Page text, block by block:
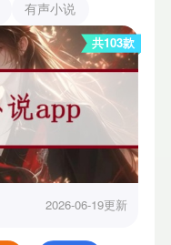
有声小说
共103款
2026-06-19更新